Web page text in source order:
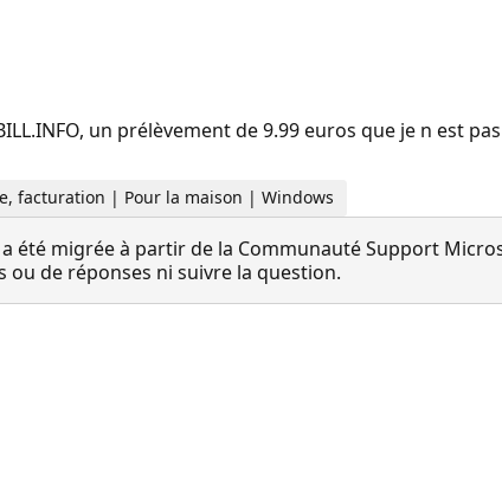
un prélèvement de 9.99 euros que je n est
facturation | Pour la maison | Windows
été migrée à partir de la Communauté Support
de réponses ni suivre la question.